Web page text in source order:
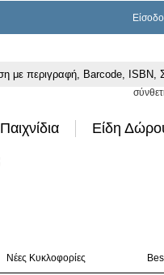
Παιχνίδια Είδη
Νέες Κυκλοφορίες